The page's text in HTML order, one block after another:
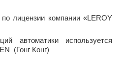
по лицензии компании «LEROY
автоматики используется
(Гонг Конг)